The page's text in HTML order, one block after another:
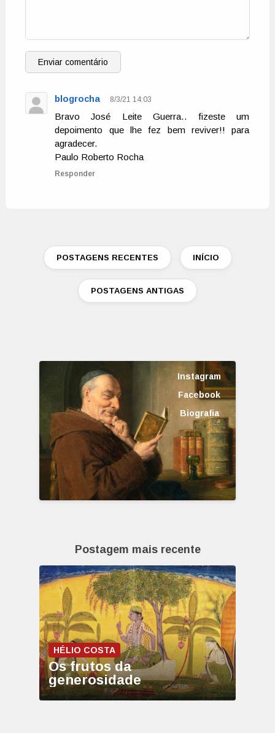
Enviar comentário
blogrocha 8/3/21 14:03
Bravo José Leite Guerra.. fizeste um
depoimento que lhe fez bem reviver!! para
agradecer.
Paulo Roberto Rocha
Responder
POSTAGENS RECENTES INÍCIO
POSTAGENS ANTIGAS
Instagram
Facebook
Biografia
Postagem mais recente
HÉLIO COSTA
Os frutos da
generosidade